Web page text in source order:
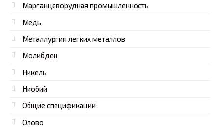
Марганцеворудная промышленность
Медь
Металлургия легких металлов
Молибден
Никель
Ниобий
Общие спецификации
Олово